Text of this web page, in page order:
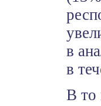
в
в
В то